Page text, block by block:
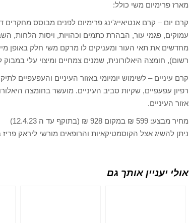
מארז פרימיום משי כולל:
קרם יום – קרם אנטיאייג'ינג פרימיום לפנים מבוסס
עמוקים, פגמי עור, הבהרת כתמים וכהויות, ויסות הלחות,
מחדשים את תאי העור ומעניקים לו מרקם משי חלק באופן
רשום), חומצה היאלורונית, שמנים צמחיים ומיצוי עלי
קרם עיניים – לשימוש יומיומי באזור העיניים והעפעפיים
רפיון עפעפיים, שקיות סביב העיניים. מועשר בחומצה
אזור העיניים.
מחיר מבצע: 599 ₪ במקום 928 ₪ (בתוקף עד ה 12.4.23)
ניתן להשיג אצל הקוסמטיקאיות והרופאים מורשי ליראק
אולי יעניין אותך גם